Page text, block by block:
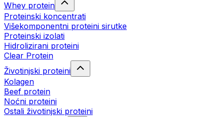
Whey protein
Proteinski koncentrati
Višekomponentni proteini sirutke
Proteinski izolati
Hidrolizirani proteini
Clear Protein
Životinjski proteini
Kolagen
Beef protein
Noćni proteini
Ostali životinjski proteini